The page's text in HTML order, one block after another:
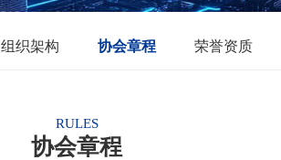
组织架构 协会章程 荣誉资质
RULES
协会章程